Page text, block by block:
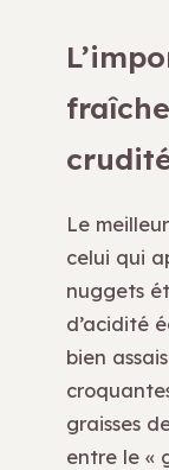
Le
celui qui
nuggets
d’acidité
bien
graisses
entre le «